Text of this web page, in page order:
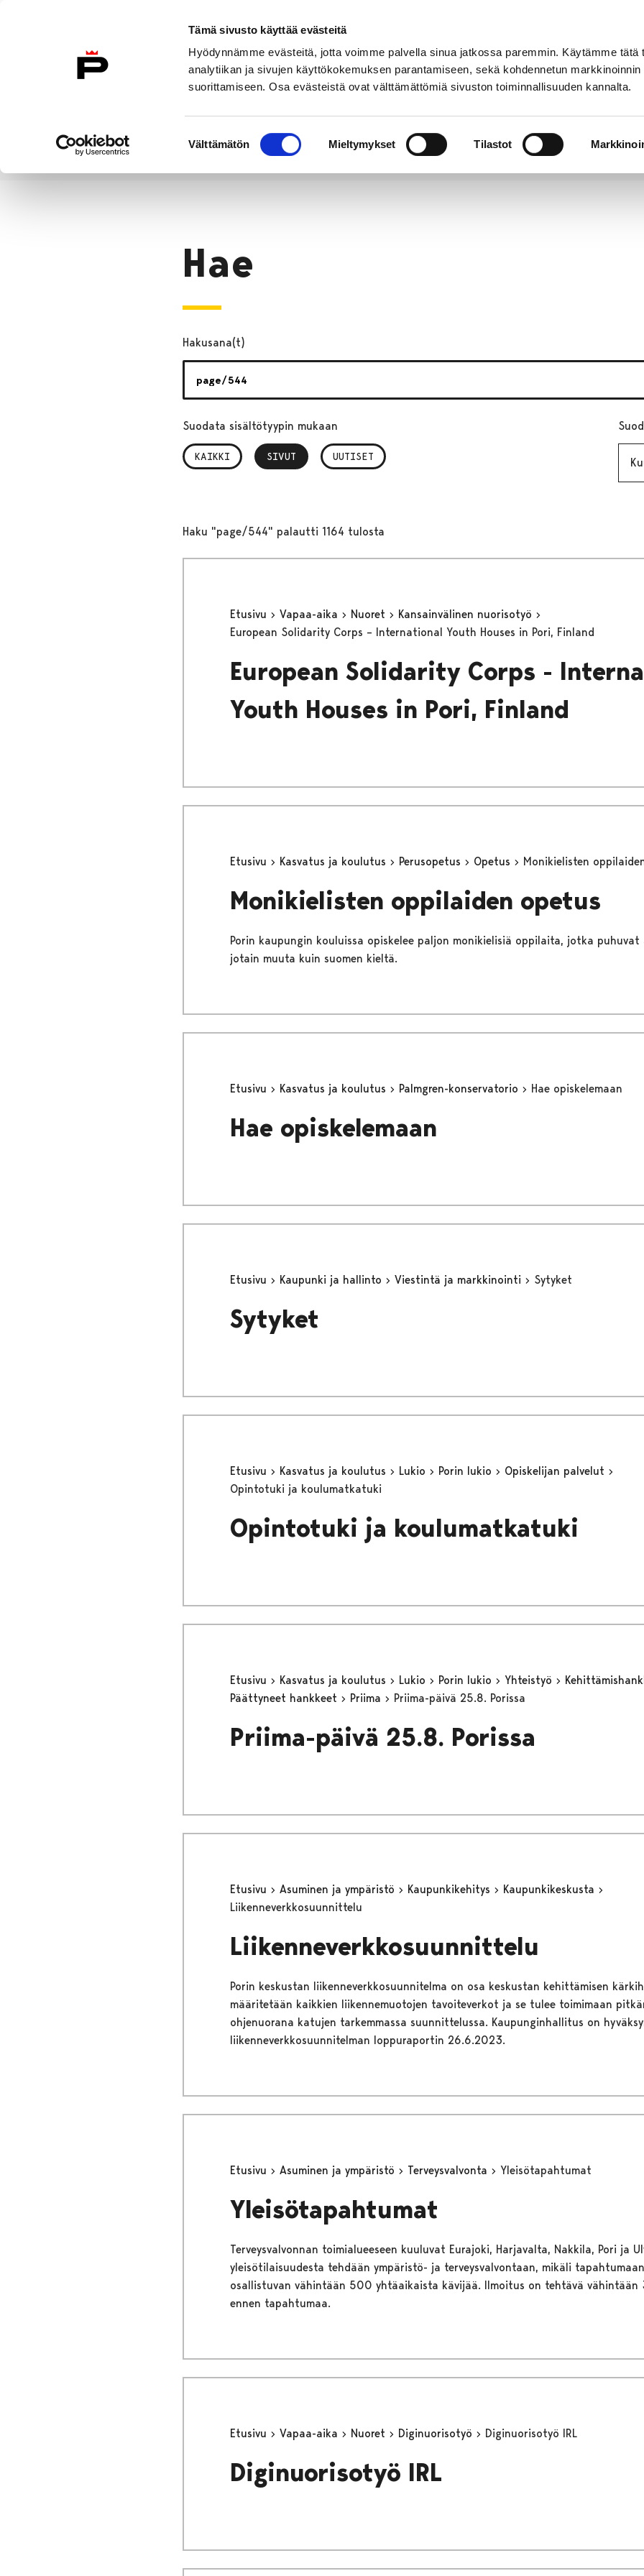
Tämä sivusto käyttää evästeitä
Hyödynnämme evästeitä, jotta voimme palvella sinua jatkossa paremmin. Käytämme tätä
analytiikan ja sivujen käyttökokemuksen parantamiseen, sekä kohdennetun markkinoinnin
suorittamiseen. Osa evästeistä ovat välttämättömiä sivuston toiminnallisuuden kannalta.
valinta
Välttämätön Mieltymykset Tilastot
Etusivulle
Etusivu
Hae
Hakusana(t)
Suodata sisältötyypin mukaan
KAIKKI SIVUT
, VALITTU UUTISET
Haku "page/544" palautti 1164 tulosta
Etusivu Vapaa-aika Nuoret
Kansainvälinen nuorisotyö
European Solidarity Corps – International Youth Houses in Pori, Finland
European Solidarity Corps -
Youth Houses in Pori, Finland
Etusivu Kasvatus ja koulutus Perusopetus Opetus Monikielisten
Monikielisten oppilaiden opetus
Porin kaupungin kouluissa opiskelee paljon monikielisiä oppilaita, jotka puhuvat
jotain muuta kuin suomen kieltä.
Etusivu Kasvatus ja koulutus Palmgren-konservatorio Hae opiskelemaan
Hae opiskelemaan
Etusivu Kaupunki ja hallinto Viestintä ja markkinointi Sytyket
Sytyket
Etusivu Kasvatus ja koulutus Lukio Porin lukio
Opiskelijan palvelut
Opintotuki ja koulumatkatuki
Opintotuki ja koulumatkatuki
Etusivu Kasvatus ja koulutus Lukio Porin lukio Yhteistyö
Päättyneet hankkeet
Priima Priima-päivä 25.8. Porissa
Priima-päivä 25.8. Porissa
Etusivu Asuminen ja ympäristö Kaupunkikehitys
Kaupunkikeskusta
Liikenneverkkosuunnittelu
Liikenneverkkosuunnittelu
Porin keskustan liikenneverkkosuunnitelma on osa keskustan kehittämisen
määritetään kaikkien liikennemuotojen tavoiteverkot ja se tulee toimimaan
ohjenuorana katujen tarkemmassa suunnittelussa. Kaupunginhallitus on
liikenneverkkosuunnitelman loppuraportin 26.6.2023.
Etusivu Asuminen ja ympäristö Terveysvalvonta Yleisötapahtumat
Yleisötapahtumat
Terveysvalvonnan toimialueeseen kuuluvat Eurajoki, Harjavalta, Nakkila, Pori ja
yleisötilaisuudesta tehdään ympäristö- ja terveysvalvontaan, mikäli
osallistuvan vähintään 500 yhtäaikaista kävijää. Ilmoitus on tehtävä
ennen tapahtumaa.
Etusivu Vapaa-aika Nuoret Diginuorisotyö Diginuorisotyö IRL
Diginuorisotyö IRL